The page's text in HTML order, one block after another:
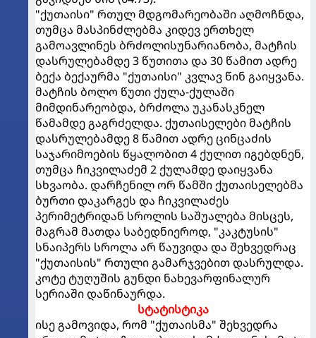
"ქუთაისი" რთულ მდგომარეობაში აღმოჩნდა,
თუმცა მასპინძლებმა კიდევ ერთხელ
გამოავლინეს ბრძოლისუნარიანობა, მატჩის
დასრულებამდე 3 წუთითა და 30 წამით ადრე
ბექა ბექაურმა "ქუთაისი" კვლავ წინ გაიყვანა.
მატჩის ბოლო წუთი ქულა-ქულაში
მიმდინარეობდა, ბრძოლა უკანასკნელ
წამამდე გაგრძელდა. ქუთაისელები მატჩის
დასრულებამდე 8 წამით ადრე ცინცაძის
საჯარიმოების წყალობით 4 ქულით იგებდნენ,
თუმცა ჩიკვილაძემ 2 ქულამდე დაიყვანა
სხვაობა. დარჩენილ ორ წამში ქუთაისელებმა
ბურთი დაკარგეს და ჩიკვილაძეს
პერიმეტრიდან სროლის საშუალება მისცეს,
მაგრამ მათდა საბედნიეროდ, "კაკტუსის"
სნაიპერს სროლა არ წაუვიდა და შეხვედრაც
"ქუთაისის" რთული გამარჯვებით დასრულდა.
კოტე ტუღუშის გუნდი ნახევარფინალურ
სერიაში დაწინაურდა.
სტატისტიკა
ისე გამოვიდა, რომ "ქუთაისმა" შეხვედრა